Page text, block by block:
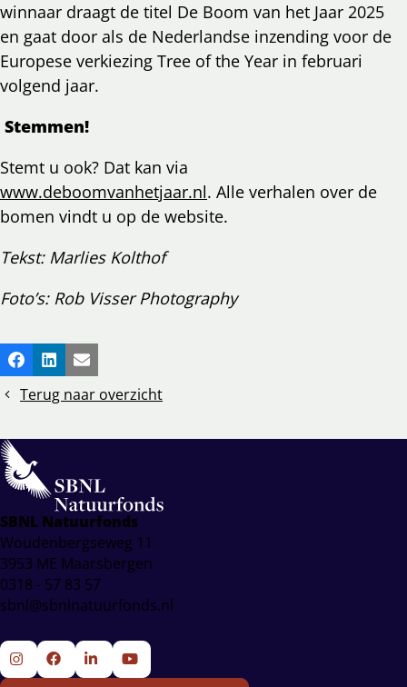
winnaar draagt de titel De Boom van het Jaar 2025
en gaat door als de Nederlandse inzending voor de
Europese verkiezing Tree of the Year in februari
volgend jaar.
Stemmen!
Stemt u ook? Dat kan via
www.deboomvanhetjaar.nl. Alle verhalen over de
bomen vindt u op de website.
Tekst: Marlies Kolthof
Foto’s: Rob Visser Photography
Deel
dit
bericht
Facebook
LinkedInE-mail
Terug naar overzicht
SBNL Natuurfonds
Woudenbergseweg 11
3953 ME Maarsbergen
0318 - 57 83 57
sbnl@sbnlnatuurfonds.nl